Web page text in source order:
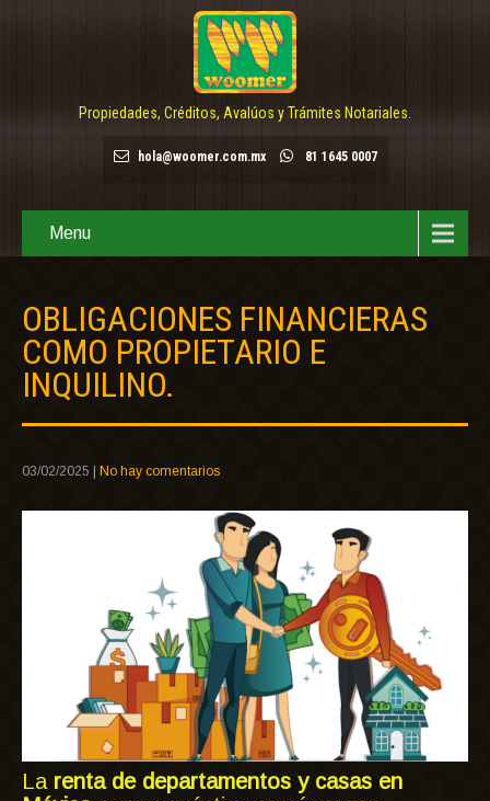
Propiedades, Créditos, Avalúos y Trámites Notariales.
hola@woomer.com.mx 81 1645 0007
Menu
OBLIGACIONES FINANCIERAS
COMO PROPIETARIO E
INQUILINO.
03/02/2025 No hay comentarios
La renta de departamentos y casas en